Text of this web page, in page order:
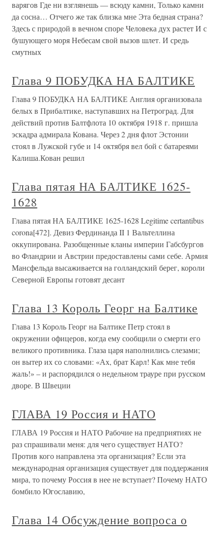
варягов Где ни взглянешь — всюду камни, Только камни
да сосна… Отчего же так близка мне Эта бедная страна?
Здесь с природой в вечном споре Человека дух растет И с
бушующего моря Небесам свой вызов шлет. И средь
смутных
Глава 9 ПОБУДКА НА БАЛТИКЕ
Глава 9 ПОБУДКА НА БАЛТИКЕ Англия организовала
белых в Прибалтике, наступавших на Петроград. Для
действий против Балтфлота 10 октября 1918 г. пришла
эскадра адмирала Кована. Через 2 дня флот Эстонии
стоял в Лужской губе и 14 октября вел бой с батареями
Калиша.Кован решил
Глава пятая НА БАЛТИКЕ 1625-
1628
Глава пятая НА БАЛТИКЕ 1625-1628 Legitime certantibus
corona[472]. Девиз Фердинанда II 1 Вальтеллина
оккупирована. Разобщенные кланы империи Габсбургов
во Фландрии и Австрии предоставлены сами себе. Армия
Мансфельда высаживается на голландский берег, короли
Северной Европы готовят десант
Глава 13 Король Георг на Балтике
Глава 13 Король Георг на Балтике Петр стоял в
окружении офицеров, когда ему сообщили о смерти его
великого противника. Глаза царя наполнились слезами;
он вытер их со словами: «Ах, брат Карл! Как мне тебя
жаль!» – и распорядился о недельном трауре при русском
дворе. В Швеции
ГЛАВА 19 Россия и НАТО
ГЛАВА 19 Россия и НАТО Рабочие на предприятиях не
раз спрашивали меня: для чего существует НАТО?
Против кого направлена эта организация? Если эта
международная организация существует для поддержания
мира, то почему Россия в нее не вступает? Почему НАТО
бомбило Югославию,
Глава 14 Обсуждение вопроса о